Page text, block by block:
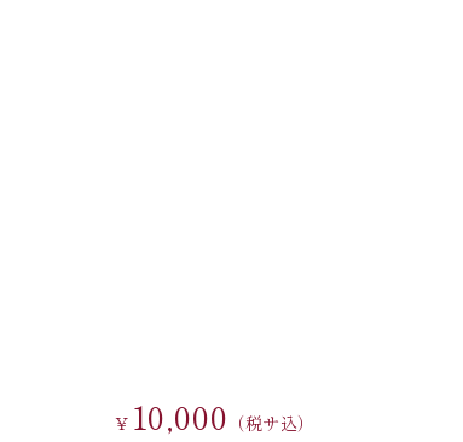
￥ 10,000 （税サ込）